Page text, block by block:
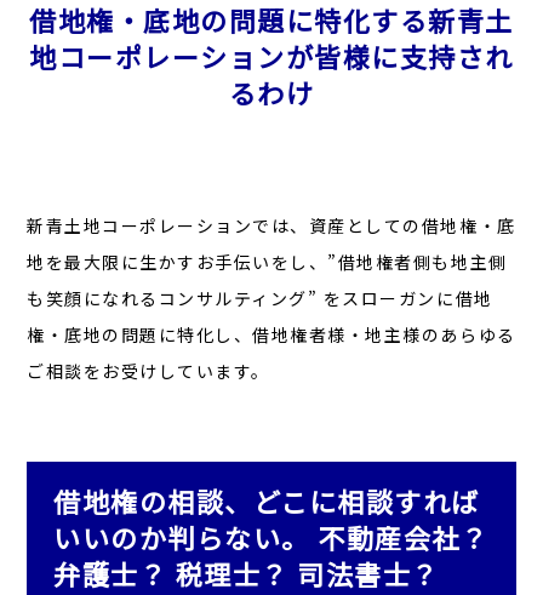
借地権・底地の問題に特化する新青土
地コーポレーションが皆様に支持され
るわけ
新青土地コーポレーションでは、資産としての借地権・底
地を最大限に生かすお手伝いをし、”借地権者側も地主側
も笑顔になれるコンサルティング” をスローガンに借地
権・底地の問題に特化し、借地権者様・地主様のあらゆる
ご相談をお受けしています。
借地権の相談、どこに相談すれば
いいのか判らない。 不動産会社？
弁護士？ 税理士？ 司法書士？